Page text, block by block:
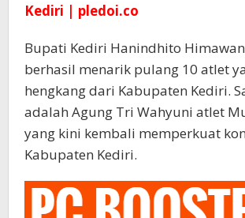
Kediri | pledoi.co
Bupati Kediri Hanindhito
berhasil menarik pulang 10 atlet
hengkang dari Kabupaten Kediri.
adalah Agung Tri Wahyuni atlet
yang kini kembali memperkuat
Kabupaten Kediri.